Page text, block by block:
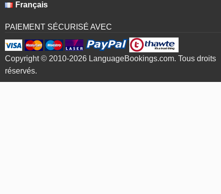
Français
PAIEMENT SÉCURISÉ AVEC
Copyright © 2010-2026 LanguageBookings.com. Tous droits
réservés.